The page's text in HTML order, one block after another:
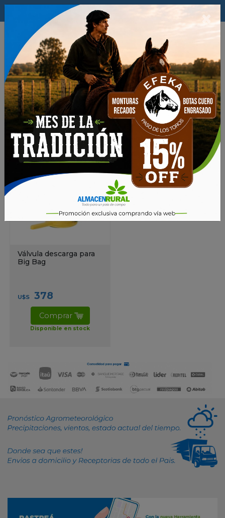
Productos Fertilizantes
ENVASES
Válvula descarga para
Big Bag
U$S 378
Disponible en stock
Comprar
×